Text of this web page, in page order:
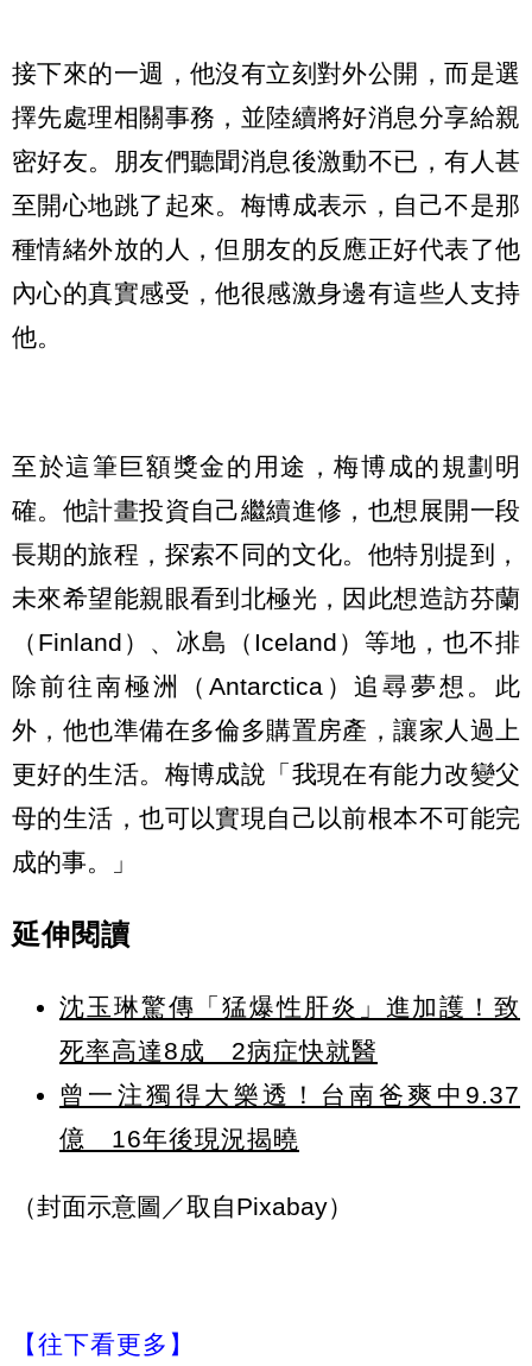
接下來的一週，他沒有立刻對外公開，而是選
擇先處理相關事務，並陸續將好消息分享給親
密好友。朋友們聽聞消息後激動不已，有人甚
至開心地跳了起來。梅博成表示，自己不是那
種情緒外放的人，但朋友的反應正好代表了他
內心的真實感受，他很感激身邊有這些人支持
他。
至於這筆巨額獎金的用途，梅博成的規劃明
確。他計畫投資自己繼續進修，也想展開一段
長期的旅程，探索不同的文化。他特別提到，
未來希望能親眼看到北極光，因此想造訪芬蘭
（Finland）、冰島（Iceland）等地，也不排
除前往南極洲（Antarctica）追尋夢想。此
外，他也準備在多倫多購置房產，讓家人過上
更好的生活。梅博成說「我現在有能力改變父
母的生活，也可以實現自己以前根本不可能完
成的事。」
延伸閱讀
沈玉琳驚傳「猛爆性肝炎」進加護！致
死率高達8成 2病症快就醫
曾一注獨得大樂透！台南爸爽中9.37
億 16年後現況揭曉
（封面示意圖／取自Pixabay）
【往下看更多】